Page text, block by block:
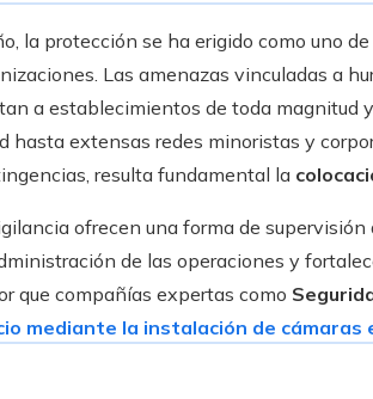
la protección se ha erigido como uno
Las amenazas vinculadas a
a establecimientos de toda magnitud
hasta extensas redes minoristas y
resulta fundamental la
ofrecen una forma de
de las operaciones y
que compañías expertas como
mediante la instalación de cámaras